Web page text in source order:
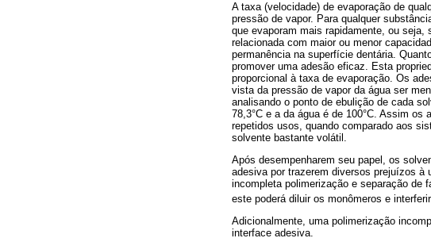
A taxa (velocidade) de evaporação de
pressão de vapor. Para qualquer
que evaporam mais rapidamente, ou
relacionada com maior ou menor
permanência na superfície dentária.
promover uma adesão eficaz. Esta
proporcional à taxa de evaporação. Os
vista da pressão de vapor da água ser
analisando o ponto de ebulição de cada
78,3°C e a da água é de 100°C. Assim
repetidos usos, quando comparado aos
solvente bastante volátil.
Após desempenharem seu papel, os
adesiva por trazerem diversos prejuízos à
incompleta polimerização e separação de
este poderá diluir os monômeros e
Adicionalmente, uma polimerização
interface adesiva.